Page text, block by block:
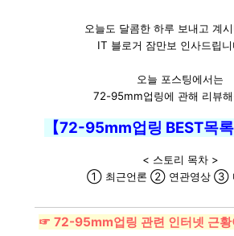
오늘도 달콤한 하루 보내고 계
IT 블로거 잠만보 인사드립니
오늘 포스팅에서는
72-95mm업링에 관해 리뷰
【72-95mm업링 BEST목록
< 스토리 목차 >
① 최근언론 ② 연관영상 ③
☞ 72-95mm업링 관련 인터넷 근